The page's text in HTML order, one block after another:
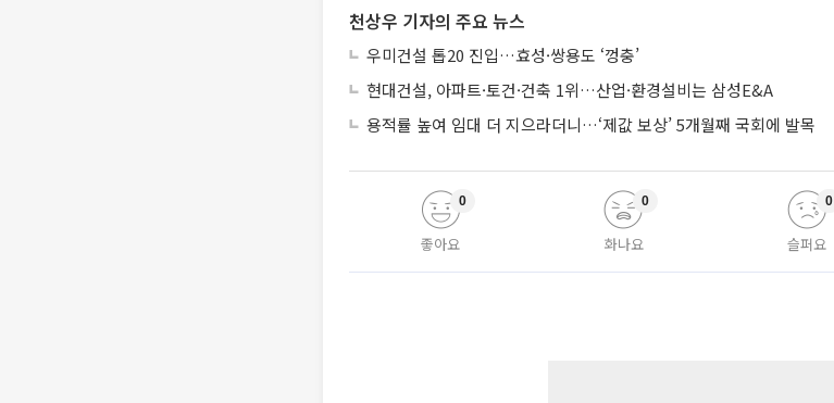
천상우 기자의 주요 뉴스
우미건설 톱20 진입…효성·쌍용도 ‘껑충’
현대건설, 아파트·토건·건축 1위…산업·환경설비는 삼성E&A
용적률 높여 임대 더 지으라더니…‘제값 보상’ 5개월째 국회에 발목
좋아요
0
화나요
0
슬퍼요
0